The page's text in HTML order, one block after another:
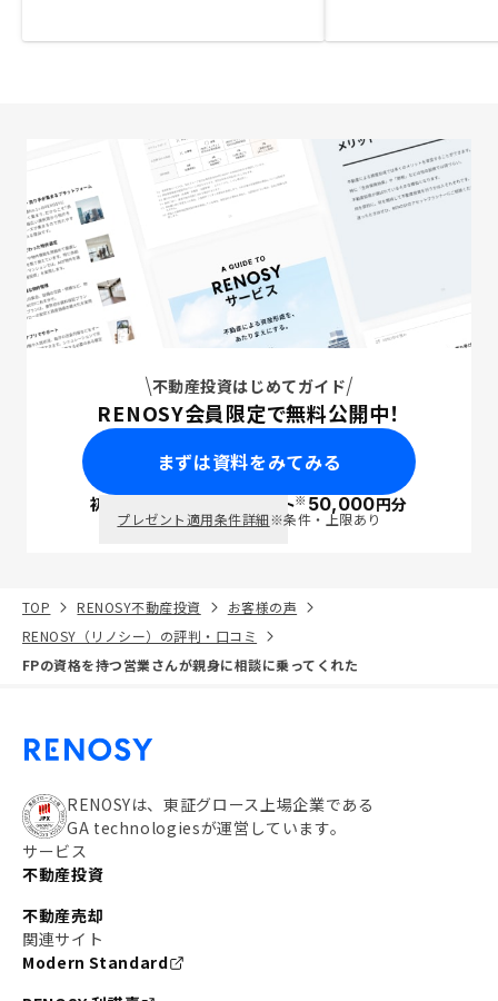
不動産投資はじめてガイド
RENOSY会員限定で無料公開中！
まずは資料をみてみる
初回面談で ポイント※50,000円分
プレゼント適用条件詳細※条件・上限あり
TOP RENOSY不動産投資
お客様の声
RENOSY（リノシー）の評判・口コミ
FPの資格を持つ営業さんが親身に相談に乗ってくれた
RENOSYは、東証グロース上場企業である
GA technologiesが運営しています。
サービス
不動産投資
不動産売却
関連サイト
Modern Standard